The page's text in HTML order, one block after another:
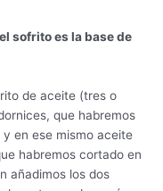
el sofrito es la base de
de aceite (tres o
que habremos
en ese mismo aceite
habremos cortado en
añadimos los dos